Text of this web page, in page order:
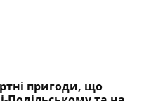
пригоди, що